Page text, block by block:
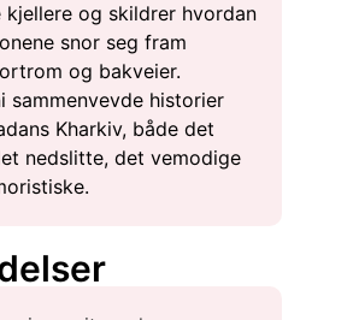
kjellere og skildrer hvordan
snor seg fram
og bakveier.
sammenvevde historier
Kharkiv, både det
nedslitte, det vemodige